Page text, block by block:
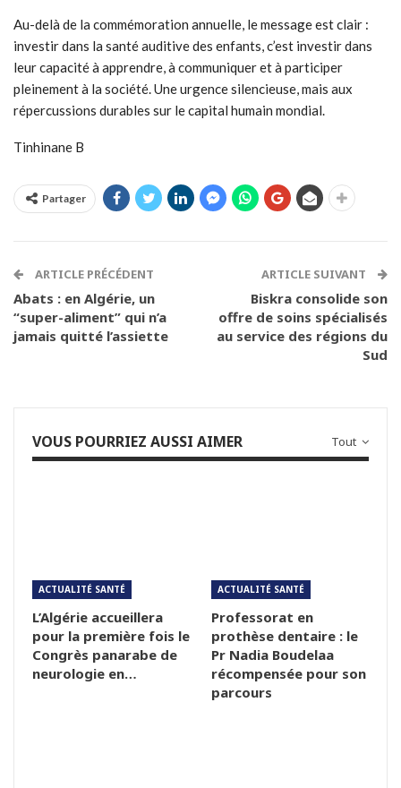
Au-delà de la commémoration annuelle, le message est clair :
investir dans la santé auditive des enfants, c’est investir dans
leur capacité à apprendre, à communiquer et à participer
pleinement à la société. Une urgence silencieuse, mais aux
répercussions durables sur le capital humain mondial.
Tinhinane B
Partager
ARTICLE PRÉCÉDENT
Abats : en Algérie, un
“super-aliment” qui n’a
jamais quitté l’assiette
ARTICLE SUIVANT
Biskra consolide son
offre de soins spécialisés
au service des régions du
Sud
Tout
VOUS POURRIEZ AUSSI AIMER
ACTUALITÉ SANTÉ
L’Algérie accueillera
pour la première fois le
Congrès panarabe de
neurologie en…
ACTUALITÉ SANTÉ
Professorat en
prothèse dentaire : le
Pr Nadia Boudelaa
récompensée pour son
parcours